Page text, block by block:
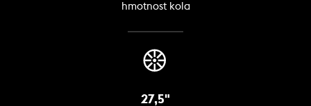
hmotnost kola
27,5"